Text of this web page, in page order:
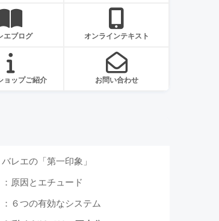
エブログ オンラインテキスト
ョップご紹介 お問い合わせ
レエの「第一印象」
原因とエチュード
６つの有効なシステム